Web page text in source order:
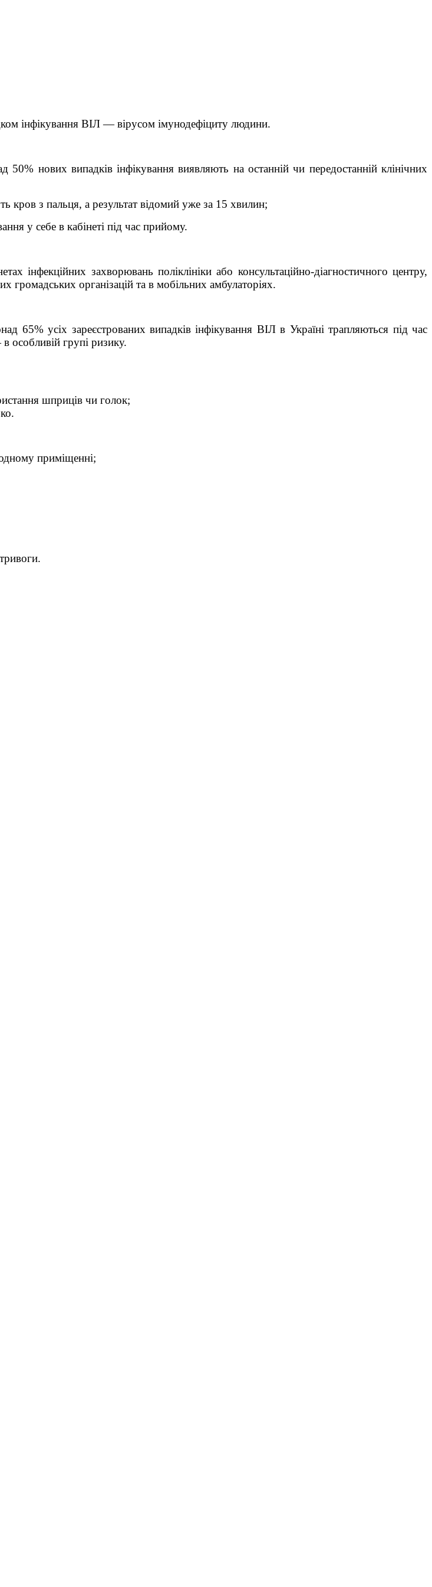
інфікування ВІЛ — вірусом імунодефіциту людини.
нових випадків інфікування виявляють на останній чи передостанній клінічних
кров з пальця, а результат відомий уже за 15 хвилин;
у себе в кабінеті під час прийому.
інфекційних захворювань поліклініки або консультаційно-діагностичного центру,
організацій та в мобільних амбулаторіях.
усіх зареєстрованих випадків інфікування ВІЛ в Україні трапляються під час
особливій групі ризику.
шприців чи голок;
приміщенні;